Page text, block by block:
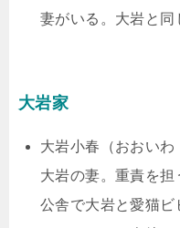
妻がいる。大岩と同
大岩家
大岩小春（おおい
大岩の妻。重責を
公舎で大岩と愛猫